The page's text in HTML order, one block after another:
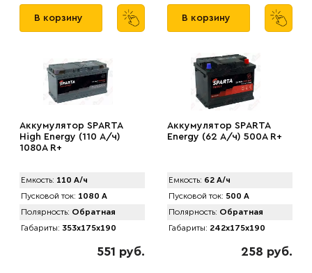
В корзину В корзину
Аккумулятор SPАRTA
High Energy (110 А/ч)
1080A R+
Емкость: 110 А/ч
Пусковой ток: 1080 А
Полярность: Обратная
Габариты: 353x175x190
551 руб.
Аккумулятор SPАRTA
Energy (62 А/ч) 500A R+
Емкость: 62 А/ч
Пусковой ток: 500 А
Полярность: Обратная
Габариты: 242x175x190
258 руб.